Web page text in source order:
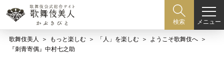
検索 メニュー
歌舞伎美人 もっと楽しむ 「人」を楽しむ
ようこそ歌舞伎へ
『刺青寄偶』中村七之助